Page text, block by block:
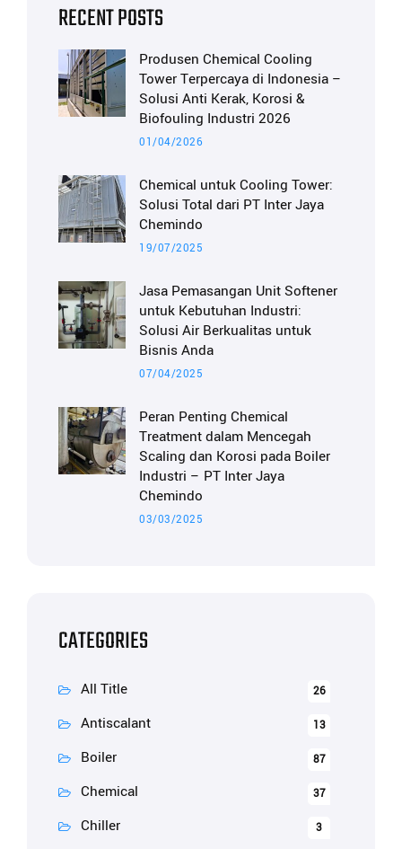
RECENT POSTS
Produsen Chemical Cooling
Tower Terpercaya di Indonesia –
Solusi Anti Kerak, Korosi &
Biofouling Industri 2026
01/04/2026
Chemical untuk Cooling Tower:
Solusi Total dari PT Inter Jaya
Chemindo
19/07/2025
Jasa Pemasangan Unit Softener
untuk Kebutuhan Industri:
Solusi Air Berkualitas untuk
Bisnis Anda
07/04/2025
Peran Penting Chemical
Treatment dalam Mencegah
Scaling dan Korosi pada Boiler
Industri – PT Inter Jaya
Chemindo
03/03/2025
CATEGORIES
All Title 26
Antiscalant 13
Boiler 87
Chemical 37
Chiller 3